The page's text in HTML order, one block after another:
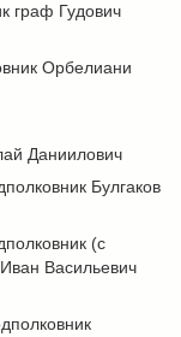
граф Гудович
Орбелиани
Даниилович
Булгаков
(с
Васильевич